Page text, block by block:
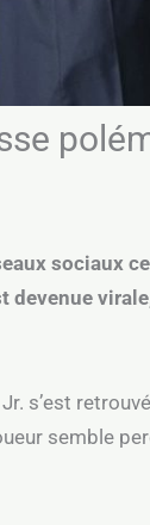
sociaux
devenue
s’est
semble